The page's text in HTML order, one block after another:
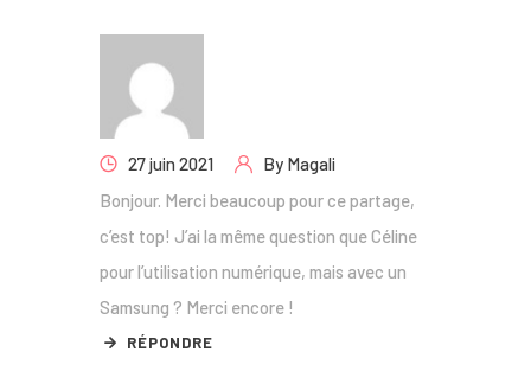
27 juin 2021 By Magali
Bonjour. Merci beaucoup pour ce partage,
c’est top! J’ai la même question que Céline
pour l’utilisation numérique, mais avec un
Samsung ? Merci encore !
RÉPONDRE